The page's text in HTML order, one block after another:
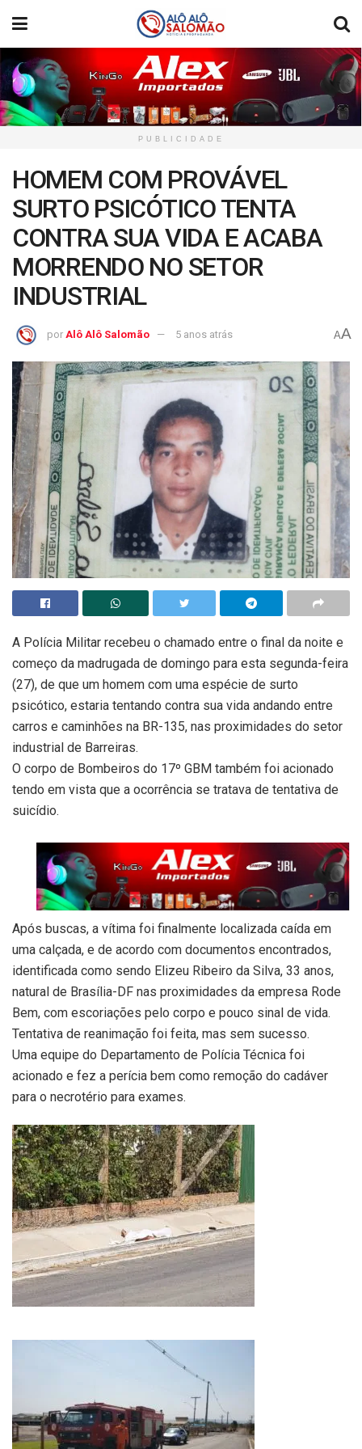
PUBLICIDADE
HOMEM COM PROVÁVEL
SURTO PSICÓTICO TENTA
CONTRA SUA VIDA E ACABA
MORRENDO NO SETOR
INDUSTRIAL
por Alô Alô Salomão 5 anos atrás AA
A Polícia Militar recebeu o chamado entre o final da noite e
começo da madrugada de domingo para esta segunda-feira
(27), de que um homem com uma espécie de surto
psicótico, estaria tentando contra sua vida andando entre
carros e caminhões na BR-135, nas proximidades do setor
industrial de Barreiras.
O corpo de Bombeiros do 17º GBM também foi acionado
tendo em vista que a ocorrência se tratava de tentativa de
suicídio.
Após buscas, a vítima foi finalmente localizada caída em
uma calçada, e de acordo com documentos encontrados,
identificada como sendo Elizeu Ribeiro da Silva, 33 anos,
natural de Brasília-DF nas proximidades da empresa Rode
Bem, com escoriações pelo corpo e pouco sinal de vida.
Tentativa de reanimação foi feita, mas sem sucesso.
Uma equipe do Departamento de Polícia Técnica foi
acionado e fez a perícia bem como remoção do cadáver
para o necrotério para exames.